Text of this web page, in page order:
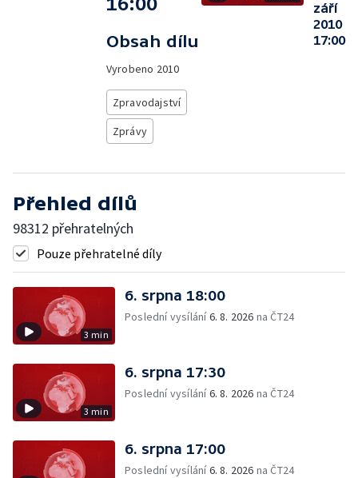
Obsah dílu
Vyrobeno 2010
Zpravodajství
Zprávy
září
2010
17:00
Přehled dílů
98312 přehratelných
Pouze přehratelné díly
3 min
6. srpna 18:00
Poslední vysílání6. 8. 2026 na ČT24
3 min
6. srpna 17:30
Poslední vysílání6. 8. 2026 na ČT24
6. srpna 17:00
Poslední vysílání6. 8. 2026 na ČT24